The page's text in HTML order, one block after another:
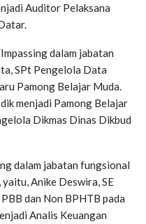
Auditor Pelaksana
dalam jabatan
SPt Pengelola Data
Pamong Belajar Muda.
menjadi Pamong Belajar
Dikmas Dinas Dikbud
dalam jabatan fungsional
Anike Deswira, SE
dan Non BPHTB pada
Analis Keuangan